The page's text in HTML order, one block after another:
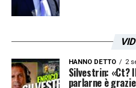
HANNO DETTO 2
Silvestrin: «Ct?
parlarne è